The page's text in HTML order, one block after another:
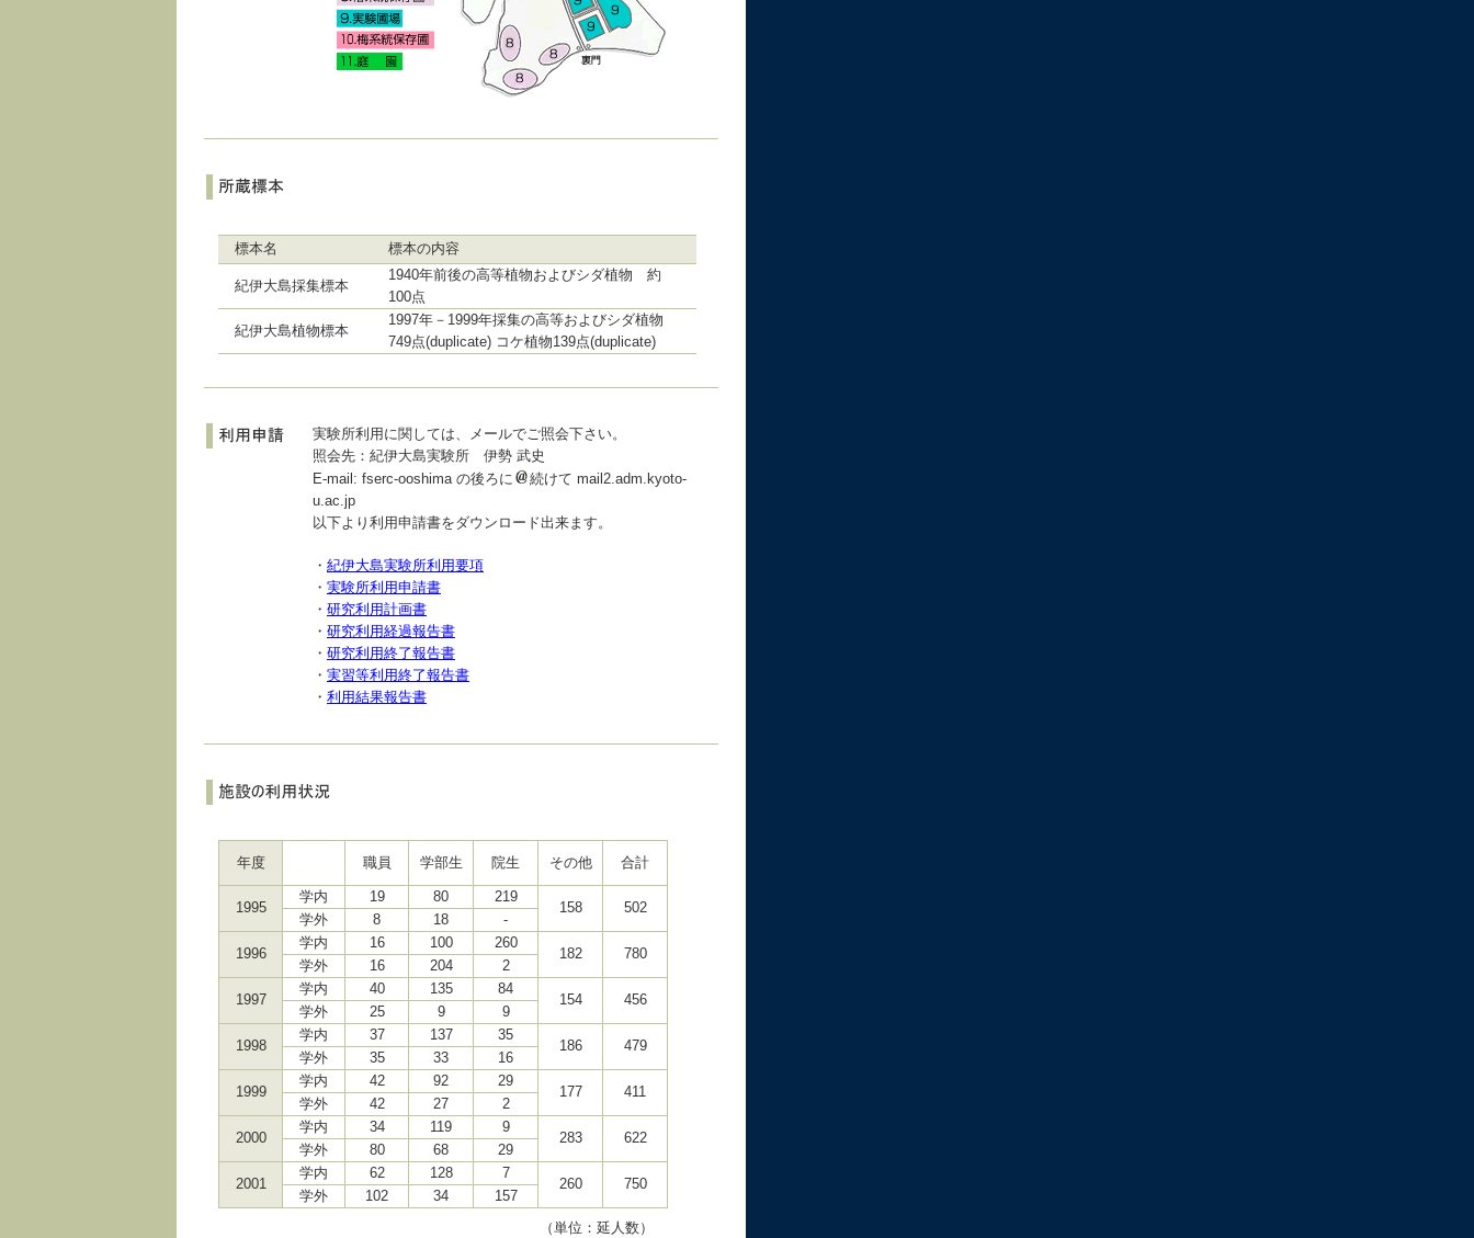
標本名 標本の内容
紀伊大島採集標本
1940年前後の高等植物およびシダ植物 約
100点
紀伊大島植物標本
1997年－1999年採集の高等およびシダ植物
749点(duplicate) コケ植物139点(duplicate)
実験所利用に関しては、メールでご照会下さい。
照会先：紀伊大島実験所 伊勢 武史
E-mail: fserc-ooshima の後ろに
続けて mail2.adm.kyoto-
u.ac.jp
以下より利用申請書をダウンロード出来ます。
・ 紀伊大島実験所利用要項
・ 実験所利用申請書
・ 研究利用計画書
・ 研究利用経過報告書
・ 研究利用終了報告書
・ 実習等利用終了報告書
・ 利用結果報告書
年度 職員 学部生 院生 その他 合計
1995
学内 19 80 219
158 502
学外 8 18 -
1996
学内 16 100 260
182 780
学外 16 204 2
1997
学内 40 135 84
154 456
学外 25 9 9
1998
学内 37 137 35
186 479
学外 35 33 16
1999
学内 42 92 29
177 411
学外 42 27 2
2000
学内 34 119 9
283 622
学外 80 68 29
2001
学内 62 128 7
260 750
学外 102 34
157
（単位：延人数）